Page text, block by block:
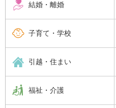
結婚・離婚
子育て・学校
引越・住まい
福祉・介護